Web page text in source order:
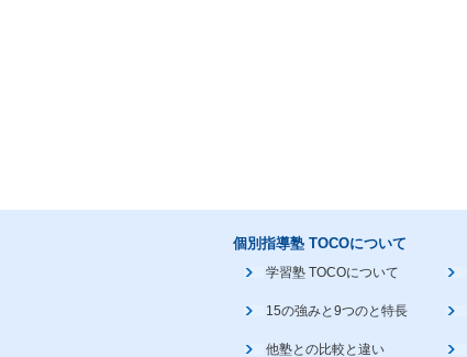
個別指導塾 TOCOについて
学習塾 TOCOについて
15の強みと9つのと特長
他塾との比較と違い